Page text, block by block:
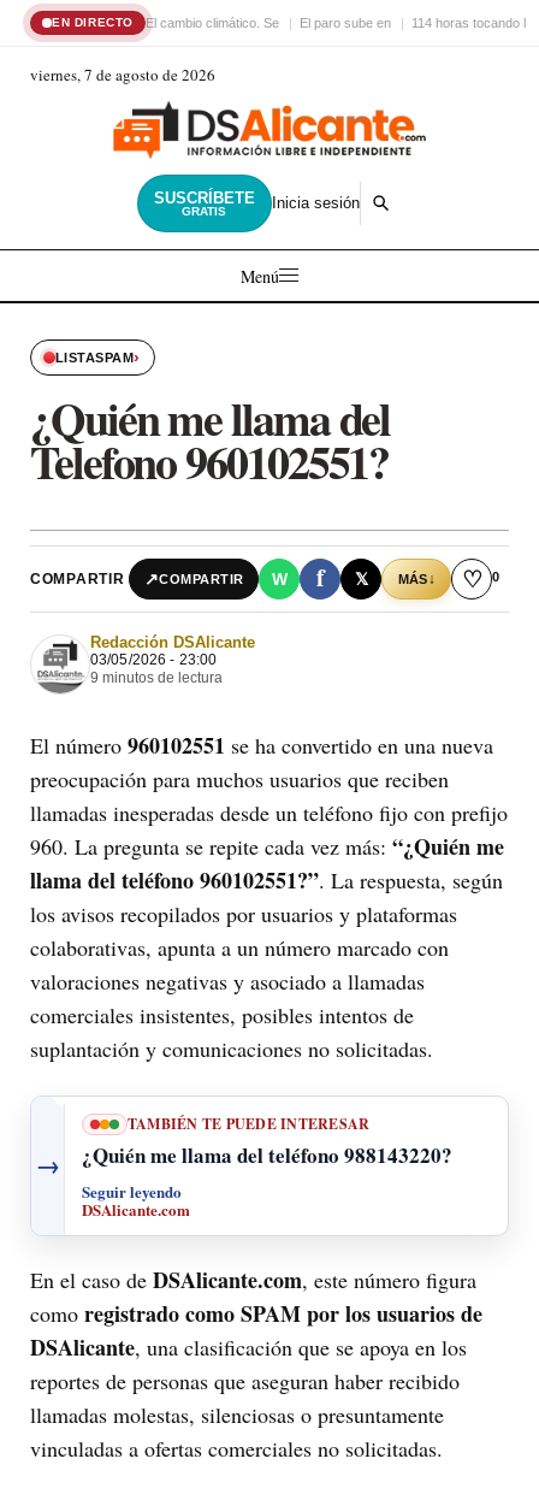
EN DIRECTO El cambio climático. Se El paro sube en 114 horas tocando la
viernes, 7 de agosto de 2026
SUSCRÍBETE
GRATIS Inicia sesión
Menú
LISTASPAM›
¿Quién me llama del
Telefono 960102551?
COMPARTIR ↗COMPARTIR W f 𝕏 MÁS↓ ♡ 0
Redacción DSAlicante
03/05/2026 - 23:00
9 minutos de lectura
El número 960102551 se ha convertido en una nueva
preocupación para muchos usuarios que reciben
llamadas inesperadas desde un teléfono fijo con prefijo
960. La pregunta se repite cada vez más: “¿Quién me
llama del teléfono 960102551?”. La respuesta, según
los avisos recopilados por usuarios y plataformas
colaborativas, apunta a un número marcado con
valoraciones negativas y asociado a llamadas
comerciales insistentes, posibles intentos de
suplantación y comunicaciones no solicitadas.
→
TAMBIÉN TE PUEDE INTERESAR
¿Quién me llama del teléfono 988143220?
Seguir leyendo
DSAlicante.com
En el caso de DSAlicante.com, este número figura
como registrado como SPAM por los usuarios de
DSAlicante, una clasificación que se apoya en los
reportes de personas que aseguran haber recibido
llamadas molestas, silenciosas o presuntamente
vinculadas a ofertas comerciales no solicitadas.